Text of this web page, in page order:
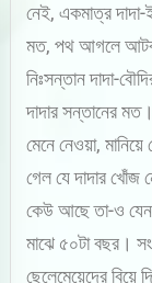
নেই, একমাত্র
মত, পথ আগলে
নিঃসন্তান দাদা-
দাদার সন্তানের
মেনে নেওয়া,
গেল যে দাদার খোঁজ
কেউ আছে তা-ও যেন
মাঝে ৫০টা বছর।
ছেলেমেয়েদের